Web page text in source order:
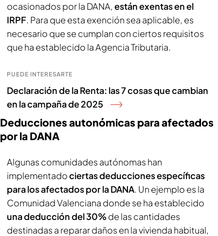
ocasionados por la DANA, están exentas en el
IRPF. Para que esta exención sea aplicable, es
necesario que se cumplan con ciertos requisitos
que ha establecido la Agencia Tributaria.
PUEDE INTERESARTE
Declaración de la Renta: las 7 cosas que cambian
en la campaña de 2025
Deducciones autonómicas para afectados
por la DANA
Algunas comunidades autónomas han
implementadociertas deducciones específicas
para los afectados por la DANA. Un ejemplo es la
Comunidad Valenciana donde se ha establecido
una deducción del 30%de las cantidades
destinadas a reparar daños en la vivienda habitual,